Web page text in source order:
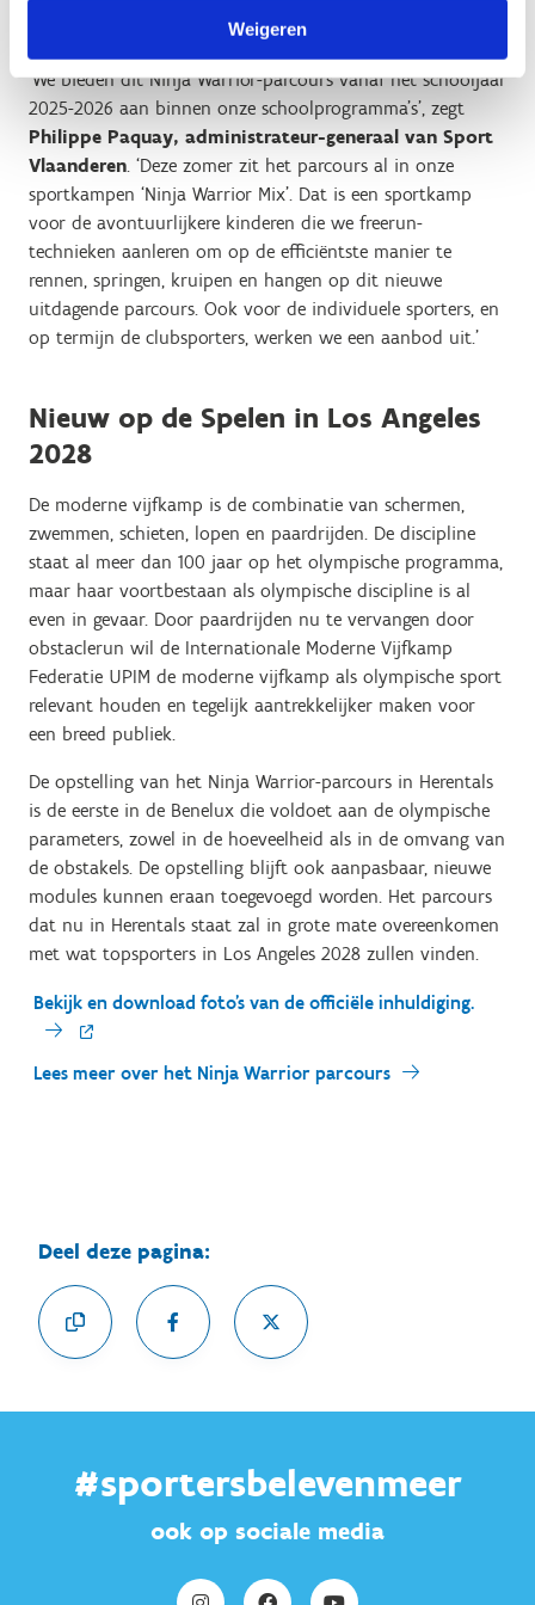
Weigeren
het kan gebruiken voor sporttraining en recreatie.
‘We bieden dit Ninja Warrior-parcours vanaf het schooljaar
2025-2026 aan binnen onze schoolprogramma’s’, zegt
Philippe Paquay, administrateur-generaal van Sport
Vlaanderen. ‘Deze zomer zit het parcours al in onze
sportkampen ‘Ninja Warrior Mix’. Dat is een sportkamp
voor de avontuurlijkere kinderen die we freerun-
technieken aanleren om op de efficiëntste manier te
rennen, springen, kruipen en hangen op dit nieuwe
uitdagende parcours. Ook voor de individuele sporters, en
op termijn de clubsporters, werken we een aanbod uit.’
Nieuw op de Spelen in Los Angeles
2028
De moderne vijfkamp is de combinatie van schermen,
zwemmen, schieten, lopen en paardrijden. De discipline
staat al meer dan 100 jaar op het olympische programma,
maar haar voortbestaan als olympische discipline is al
even in gevaar. Door paardrijden nu te vervangen door
obstaclerun wil de Internationale Moderne Vijfkamp
Federatie UPIM de moderne vijfkamp als olympische sport
relevant houden en tegelijk aantrekkelijker maken voor
een breed publiek.
De opstelling van het Ninja Warrior-parcours in Herentals
is de eerste in de Benelux die voldoet aan de olympische
parameters, zowel in de hoeveelheid als in de omvang van
de obstakels. De opstelling blijft ook aanpasbaar, nieuwe
modules kunnen eraan toegevoegd worden. Het parcours
dat nu in Herentals staat zal in grote mate overeenkomen
met wat topsporters in Los Angeles 2028 zullen vinden.
Bekijk en download foto's van de officiële inhuldiging.
Lees meer over het Ninja Warrior parcours
Deel deze pagina:
#sportersbelevenmeer
ook op sociale media